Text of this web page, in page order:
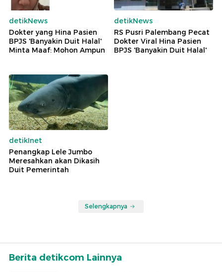
detikNews
Dokter yang Hina Pasien
BPJS 'Banyakin Duit Halal'
Minta Maaf: Mohon Ampun
detikNews
RS Pusri Palembang Pecat
Dokter Viral Hina Pasien
BPJS 'Banyakin Duit Halal'
detikInet
Penangkap Lele Jumbo
Meresahkan akan Dikasih
Duit Pemerintah
Selengkapnya
Berita detikcom Lainnya